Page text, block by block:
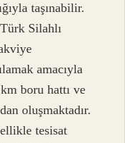
taşınabilir.
Silahlı
amacıyla
boru hattı ve
oluşmaktadır.
tesisat